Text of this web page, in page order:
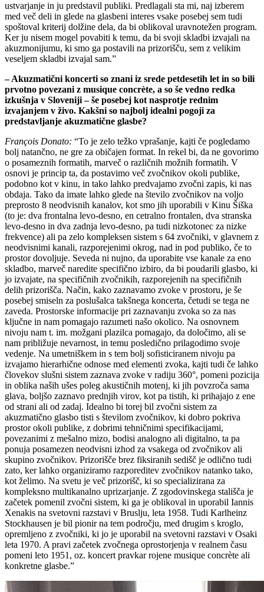
ustvarjanje in ju predstavil publiki. Predlagali sta mi, naj izberem
med več deli in glede na glasbeni interes vsake posebej sem tudi
spoštoval kriterij dolžine dela, da bi oblikoval uravnotežen program.
Ker ju nisem mogel povabiti k temu, da bi svoji skladbi izvajali na
akuzmonijumu, ki smo ga postavili na prizorišču, sem z velikim
veseljem skladbi izvajal sam.”
–Akuzmatični koncerti so znani iz srede petdesetih let in so bili
prvotno povezani z musique concrète, a so še vedno redka
izkušnja v Sloveniji – še posebej kot nasprotje rednim
izvajanjem v živo. Kakšni so najbolj idealni pogoji za
predstavljanje akuzmatične glasbe?
François Donato: “To je zelo težko vprašanje, kajti če pogledamo
bolj natančno, ne gre za običajen format. In rekel bi, da ne govorimo
o posameznih formatih, marveč o različnih možnih formatih. V
osnovi je princip ta, da postavimo več zvočnikov okoli publike,
podobno kot v kinu, in tako lahko predvajamo zvočni zapis, ki nas
obdaja. Tako da imate lahko glede na število zvočnikov na voljo
preprosto 8 neodvisnih kanalov, kot smo jih uporabili v Kinu Šiška
(to je: dva frontalna levo-desno, en cetralno frontalen, dva stranska
levo-desno in dva zadnja levo-desno, pa tudi nizkotonec za nizke
frekvence) ali pa zelo kompleksen sistem s 64 zvočniki, v glavnem z
neodvisnimi kanali, razporejenimi okrog, nad in pod publiko, če to
prostor dovoljuje. Seveda ni nujno, da uporabite vse kanale za eno
skladbo, marveč naredite specifično izbiro, da bi poudarili glasbo, ki
jo izvajate, na specifičnih zvočnikih, razporejenih na specifičnih
delih prizorišča. Način, kako zaznavamo zvoke v prostoru, je še
posebej smiseln za poslušalca takšnega koncerta, četudi se tega ne
zaveda. Prostorske informacije pri zaznavanju zvoka so za nas
ključne in nam pomagajo razumeti našo okolico. Na osnovnem
nivoju nam t. im. možgani plazilca pomagajo, da določimo, ali se
nam približuje nevarnost, in temu posledično prilagodimo svoje
vedenje. Na umetniškem in s tem bolj sofisticiranem nivoju pa
izvajamo hierarhične odnose med elementi zvoka, kajti tudi če lahko
človekov slušni sistem zaznava zvoke v radiju 360°, pomeni pozicija
in oblika naših ušes poleg akustičnih motenj, ki jih povzroča sama
glava, boljšo zaznavo prednjih virov, kot pa tistih, ki prihajajo z ene
od strani ali od zadaj. Idealno bi torej bil zvočni sistem za
akuzmatično glasbo tisti s številom zvočnikov, ki dobro pokriva
prostor okoli publike, z dobrimi tehničnimi specifikacijami,
povezanimi z mešalno mizo, bodisi analogno ali digitalno, ta pa
ponuja posamezen neodvisni izhod za vsakega od zvočnikov ali
skupino zvočnikov. Prizorišče brez fiksiranih sedišč je odlično tudi
zato, ker lahko organiziramo razporeditev zvočnikov natanko tako,
kot želimo. Na svetu je več prizorišč, ki so specializirana za
kompleksno multikanalno uprizarjanje. Z zgodovinskega stališča je
začetek pomenil zvočni sistem, ki ga je oblikoval in uporabil Iannis
Xenakis na svetovni razstavi v Bruslju, leta 1958. Tudi Karlheinz
Stockhausen je bil pionir na tem področju, med drugim s kroglo,
opremljeno z zvočniki, ki jo je uporabil na svetovni razstavi v Osaki
leta 1970. A pravi začetek zvočnega oprostorjenja v realnem času
pomeni leto 1951, oz. koncert pravkar rojene musique concrète ali
konkretne glasbe.”